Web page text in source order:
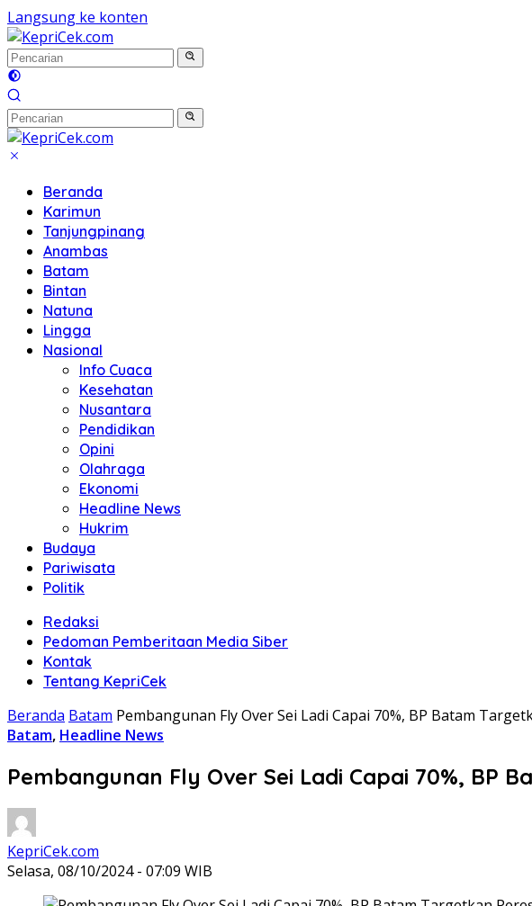
Langsung ke konten
Beranda
Karimun
Tanjungpinang
Anambas
Batam
Bintan
Natuna
Lingga
Nasional
Info Cuaca
Kesehatan
Nusantara
Pendidikan
Opini
Olahraga
Ekonomi
Headline News
Hukrim
Budaya
Pariwisata
Politik
Redaksi
Pedoman Pemberitaan Media Siber
Kontak
Tentang KepriCek
Beranda Batam Pembangunan Fly Over Sei Ladi Capai 70%, BP Batam
Batam, Headline News
Pembangunan Fly Over Sei Ladi Capai 70%, BP
KepriCek.com
Selasa, 08/10/2024 - 07:09 WIB